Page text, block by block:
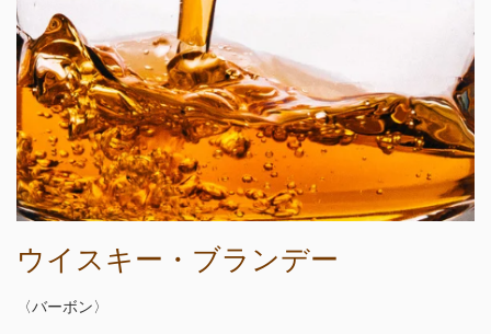
ウイスキー・ブランデー
〈バーボン〉